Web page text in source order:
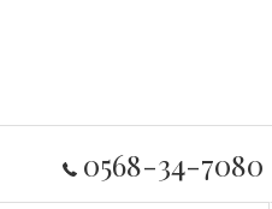
0568-34-7080